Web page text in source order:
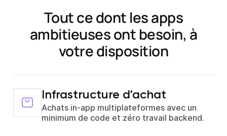
Tout ce dont les apps
ambitieuses ont besoin, à
votre disposition
Infrastructure d'achat
Achats in-app multiplateformes avec un
minimum de code et zéro travail backend.